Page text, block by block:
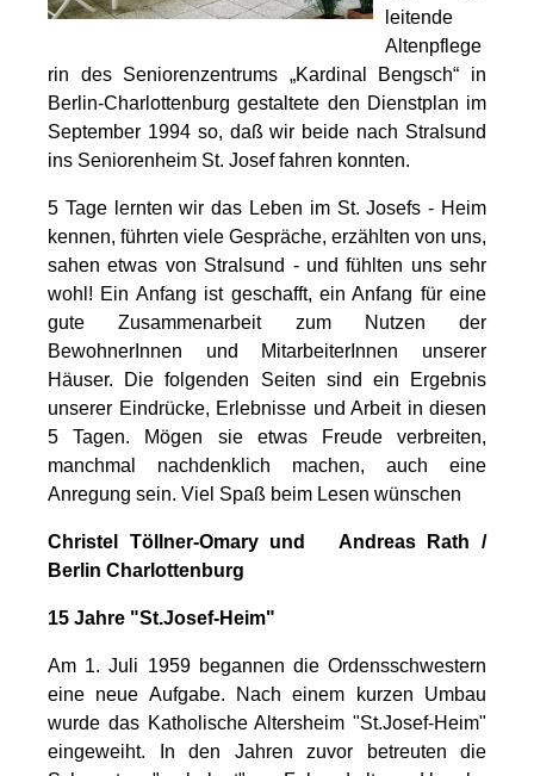
leitende
Altenpflege
rin des Seniorenzentrums „Kardinal Bengsch“ in
Berlin-Charlottenburg gestaltete den Dienstplan im
September 1994 so, daß wir beide nach Stralsund
ins Seniorenheim St. Josef fahren konnten.
5 Tage lernten wir das Leben im St. Josefs - Heim
kennen, führten viele Gespräche, erzählten von uns,
sahen etwas von Stralsund - und fühlten uns sehr
wohl! Ein Anfang ist geschafft, ein Anfang für eine
gute Zusammenarbeit zum Nutzen der
BewohnerInnen und MitarbeiterInnen unserer
Häuser. Die folgenden Seiten sind ein Ergebnis
unserer Eindrücke, Erlebnisse und Arbeit in diesen
5 Tagen. Mögen sie etwas Freude verbreiten,
manchmal nachdenklich machen, auch eine
Anregung sein. Viel Spaß beim Lesen wünschen
Christel Töllner-Omary und Andreas Rath /
Berlin Charlottenburg
15 Jahre "St.Josef-Heim"
Am 1. Juli 1959 begannen die Ordensschwestern
eine neue Aufgabe. Nach einem kurzen Umbau
wurde das Katholische Altersheim "St.Josef-Heim"
eingeweiht. In den Jahren zuvor betreuten die